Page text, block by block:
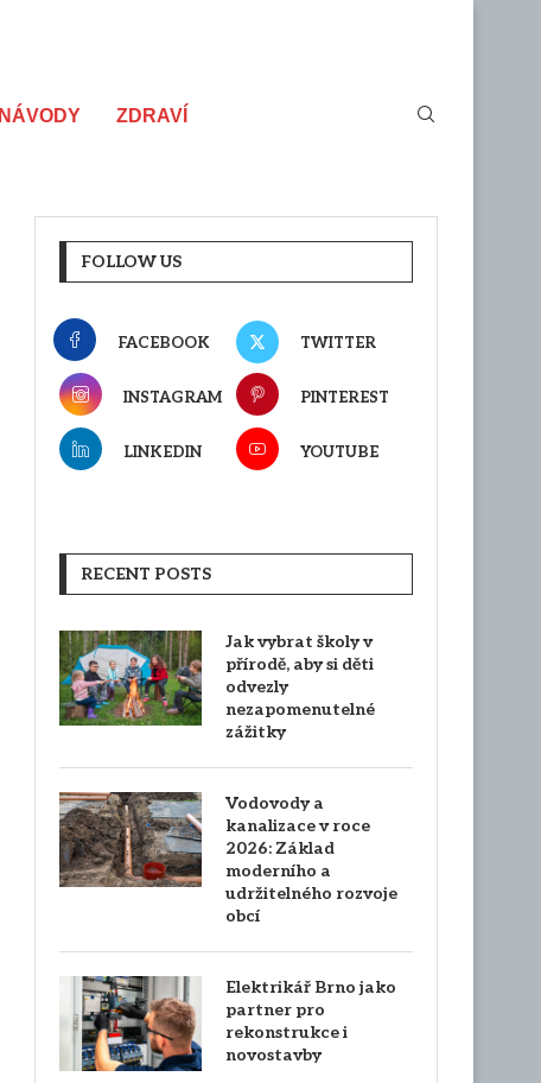
ZDRAVÍ
FOLLOW US
FACEBOOK TWITTER
INSTAGRAM PINTEREST
LINKEDIN YOUTUBE
RECENT POSTS
Jak vybrat školy v
přírodě, aby si děti
odvezly
nezapomenutelné
zážitky
Vodovody a
kanalizace v roce
2026: Základ
moderního a
udržitelného rozvoje
obcí
Elektrikář Brno jako
partner pro
rekonstrukce i
novostavby